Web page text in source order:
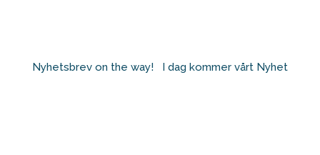
Nyhetsbrev on the way! ⁠ ⁠ I dag kommer vårt Nyhet